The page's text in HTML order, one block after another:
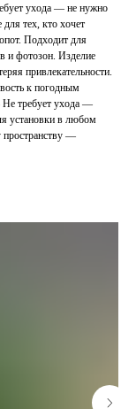
ухода — не нужно
для тех, кто хочет
Подходит для
и фотозон. Изделие
привлекательности.
к погодным
требует ухода —
установки в любом
пространству —